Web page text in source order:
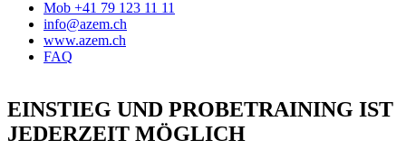
Mob +41 79 123 11 11
info@azem.ch
www.azem.ch
FAQ
EINSTIEG UND PROBETRAINING IST
JEDERZEIT MÖGLICH